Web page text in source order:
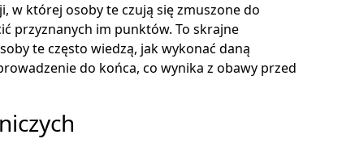
w której osoby te czują się zmuszone do
przyznanych im punktów. To skrajne
te często wiedzą, jak wykonać daną
do końca, co wynika z obawy przed